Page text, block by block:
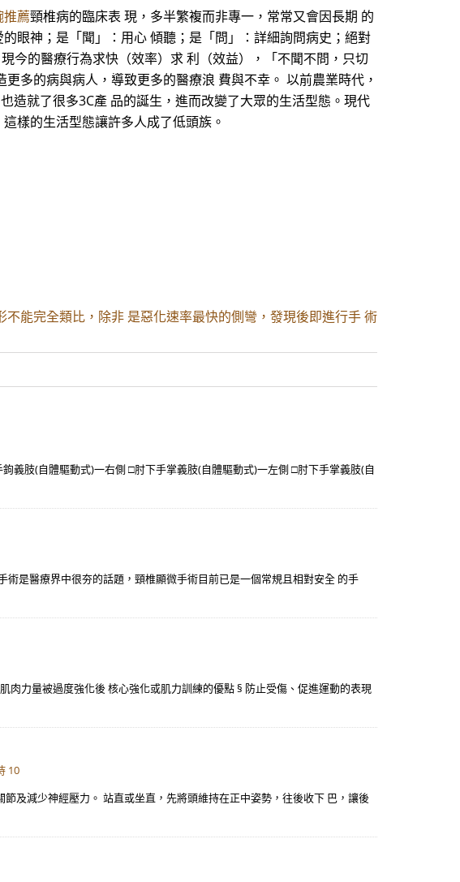
推薦頸椎病的臨床表 現，多半繁複而非專一，常常又會因長期 的
眼神；是「聞」：用心 傾聽；是「問」：詳細詢問病史；絕對
今的醫療行為求快（效率）求 利（效益），「不聞不問，只切
多的病與病人，導致更多的醫療浪 費與不幸。 以前農業時代，
造就了很多3C產 品的誕生，進而改變了大眾的生活型態。現代
樣的生活型態讓許多人成了低頭族。
不能完全類比，除非 是惡化速率最快的側彎，發現後即進行手 術
義肢(自體驅動式)一右側 □肘下手掌義肢(自體驅動式)一左側 □肘下手掌義肢(自
是醫療界中很夯的話題，頸椎顯微手術目前已是一個常規且相對安全 的手
肉力量被過度強化後 核心強化或肌力訓練的優點 § 防止受傷、促進運動的表現
10
及減少神經壓力。 站直或坐直，先將頭維持在正中姿勢，往後收下 巴，讓後